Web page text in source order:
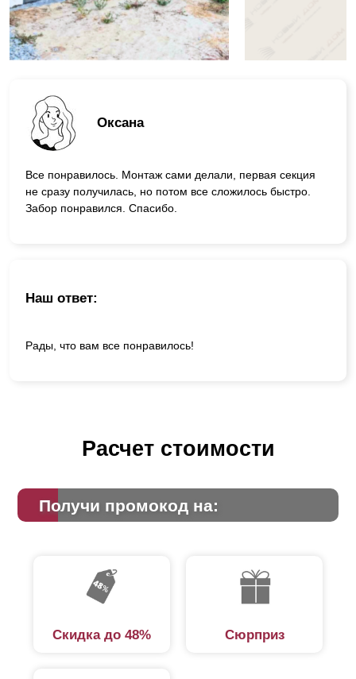
Оксана
Все понравилось. Монтаж сами делали, первая секция
не сразу получилась, но потом все сложилось быстро.
Забор понравился. Спасибо.
Наш ответ:
Рады, что вам все понравилось!
Расчет стоимости
Получи промокод на:
Скидка до 48% Сюрприз